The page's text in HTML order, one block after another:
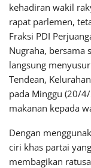
kehadiran wakil
rapat parlemen,
Fraksi PDI
Nugraha, bersama
langsung
Tendean,
pada Minggu (20/
makanan kepada
Dengan
ciri khas partai
membagikan